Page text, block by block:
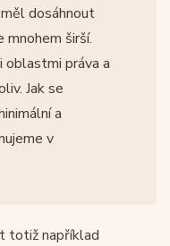
dosáhnout
mnohem širší.
oblastmi práva a
Jak se
a
v
totiž například